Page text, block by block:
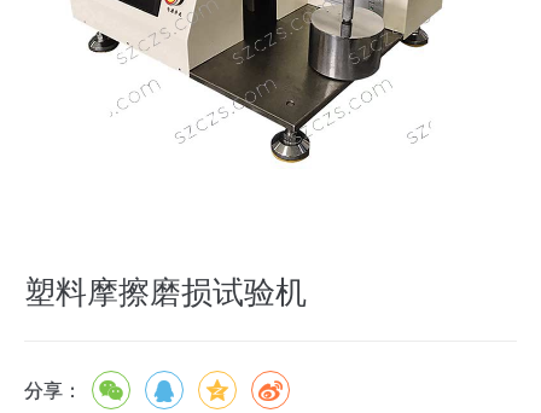
塑料摩擦磨损试验机
分享：